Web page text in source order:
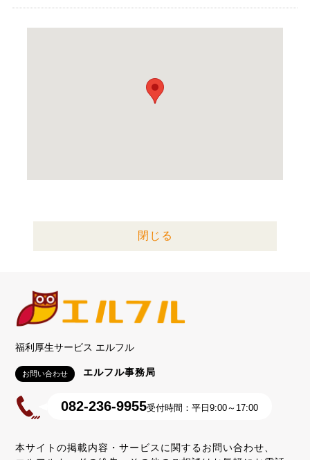
閉じる
福利厚生サービス エルフル
お問い合わせ エルフル事務局
082-236-9955受付時間：平日9:00～17:00
本サイトの掲載内容・サービスに関するお問い合わせ、